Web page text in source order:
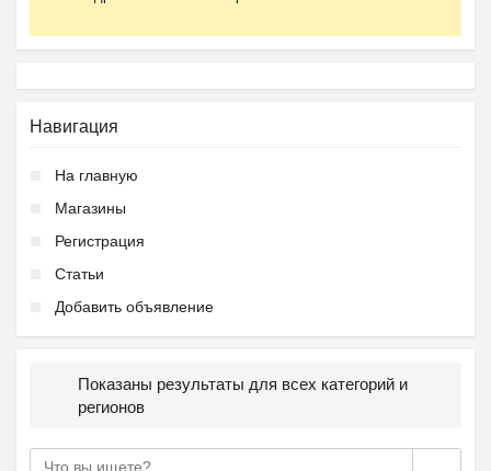
Навигация
На главную
Магазины
Регистрация
Статьи
Добавить объявление
Показаны результаты для всех категорий и
регионов